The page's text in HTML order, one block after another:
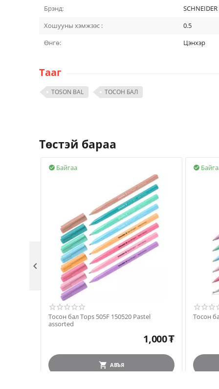
Брэнд:
SCHNEIDER
Хошууны хэмжээс :
0.5
Өнгө:
Цэнхэр
Тааг
TOSON BAL ТОСОН БАЛ
Төстэй бараа
Байгаа

Тосон бал Tops 505F 150520 Pastel
assorted
1,000₮
АВЪЯ

Тосон
